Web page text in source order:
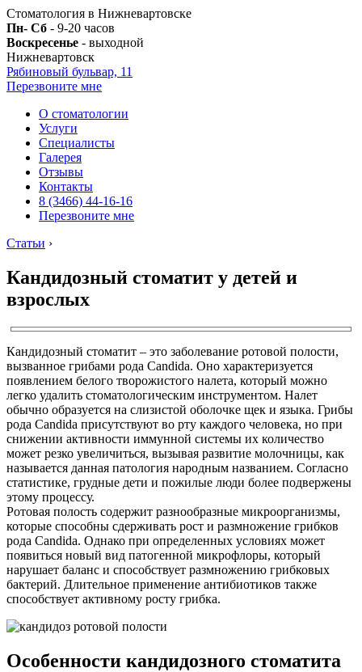
Стоматология в Нижневартовске
Пн- Сб - 9-20 часов
Воскресенье - выходной
Нижневартовск
Рябиновый бульвар, 11
Перезвоните мне
О стоматологии
Услуги
Специалисты
Галерея
Отзывы
Контакты
8 (3466) 44-16-16
Перезвоните мне
Статьи ›
Кандидозный стоматит у детей и
взрослых
Кандидозный стоматит – это заболевание ротовой полости,
вызванное грибами рода Candida. Оно характеризуется
появлением белого творожистого налета, который можно
легко удалить стоматологическим инструментом. Налет
обычно образуется на слизистой оболочке щек и языка. Грибы
рода Candida присутствуют во рту каждого человека, но при
снижении активности иммунной системы их количество
может резко увеличиться, вызывая развитие молочницы, как
называется данная патология народным названием. Согласно
статистике, грудные дети и пожилые люди более подвержены
этому процессу.
Ротовая полость содержит разнообразные микроорганизмы,
которые способны сдерживать рост и размножение грибков
рода Candida. Однако при определенных условиях может
появиться новый вид патогенной микрофлоры, который
нарушает баланс и способствует размножению грибковых
бактерий. Длительное применение антибиотиков также
способствует активному росту грибка.
Особенности кандидозного стоматита